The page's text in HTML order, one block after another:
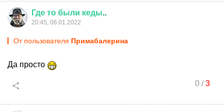
Где то были кеды..
20:45, 06.01.2022
От пользователя Примaбaлерина
Да просто
0/3